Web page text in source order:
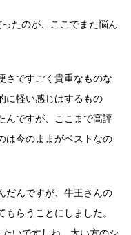
たのが、ここでまた悩ん
さですごく貴重なものな
に軽い感じはするもの
んですが、ここまで高評
は今のままがベストなの
だんですが、牛王さんの
らうことにしました。